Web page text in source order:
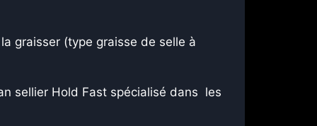
graisser (type graisse de selle à
sellier Hold Fast spécialisé dans les